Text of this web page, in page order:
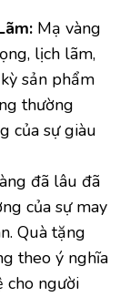
Mạ vàng
lịch lãm,
sản phẩm
thường
của sự giàu
đã lâu đã
của sự may
Quà tặng
theo ý nghĩa
cho người